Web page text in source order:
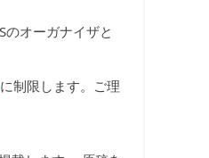
オーガナイザと
制限します。ご理